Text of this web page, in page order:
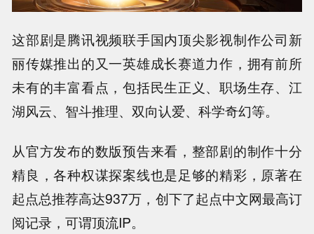
这部剧是腾讯视频联手国内顶尖影视制作公司新
丽传媒推出的又一英雄成长赛道力作，拥有前所
未有的丰富看点，包括民生正义、职场生存、江
湖风云、智斗推理、双向认爱、科学奇幻等。
从官方发布的数版预告来看，整部剧的制作十分
精良，各种权谋探案线也是足够的精彩，原著在
起点总推荐高达937万，创下了起点中文网最高订
阅记录，可谓顶流IP。